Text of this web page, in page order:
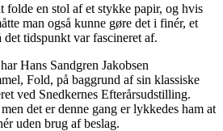
folde en stol af et stykke papir, og hvis
man også kunne gøre det i finér, et
det tidspunkt var fascineret af.
Hans Sandgren Jakobsen
Fold, på baggrund af sin klassiske
ved Snedkernes Efterårsudstilling.
det er denne gang er lykkedes ham at
uden brug af beslag.